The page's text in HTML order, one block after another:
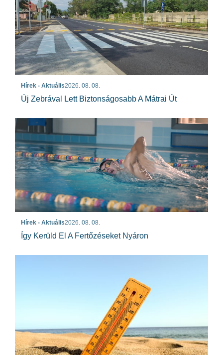
Hírek - Aktuális2026. 08. 08.
Új Zebrával Lett Biztonságosabb A Mátrai Út
Hírek - Aktuális2026. 08. 08.
Így Kerüld El A Fertőzéseket Nyáron